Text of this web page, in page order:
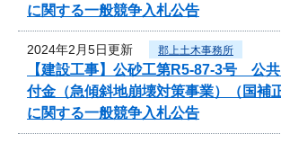
に関する一般競争入札公告
2024年2月5日更新 郡上土木事務所
【建設工事】公砂工第R5-87-3号 公
付金（急傾斜地崩壊対策事業）（国補
に関する一般競争入札公告